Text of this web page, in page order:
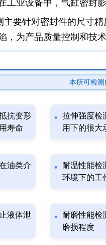
工业设备中，气缸密封
主要针对密封件的尺寸
，为产品质量控制和技
本所可检测
抗变形
寿命
拉伸强度检
用下的很大
油类介
耐温性能检
环境下的工
液体泄
耐磨性能检
磨损程度